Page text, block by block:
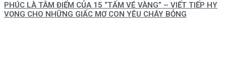
PHÚC LÀ TÂM ĐIỂM CỦA 15 “TẤM VÉ VÀNG” – VIẾT TIẾP HY
VỌNG CHO NHỮNG GIẤC MƠ CON YÊU CHÁY BỎNG